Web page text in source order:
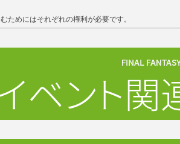
ためにはそれぞれの権利が必要です。